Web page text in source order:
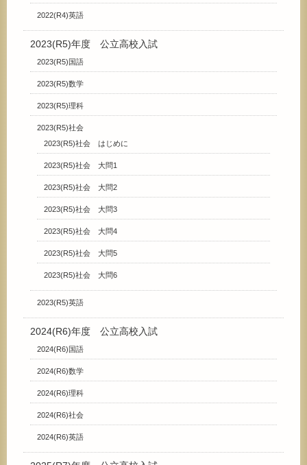
2022(R4)英語
2023(R5)年度 公立高校入試
2023(R5)国語
2023(R5)数学
2023(R5)理科
2023(R5)社会
2023(R5)社会 はじめに
2023(R5)社会 大問1
2023(R5)社会 大問2
2023(R5)社会 大問3
2023(R5)社会 大問4
2023(R5)社会 大問5
2023(R5)社会 大問6
2023(R5)英語
2024(R6)年度 公立高校入試
2024(R6)国語
2024(R6)数学
2024(R6)理科
2024(R6)社会
2024(R6)英語